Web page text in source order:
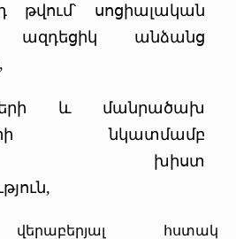
թվում՝ սոցիալական
ազդեցիկ անձանց
և մանրածախ
նկատմամբ
խիստ
վերաբերյալ հստակ